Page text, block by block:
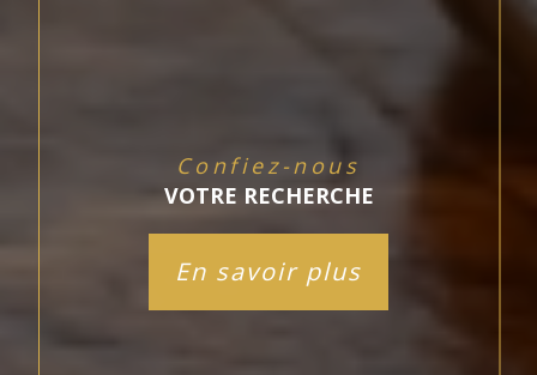
Confiez-nous
VOTRE RECHERCHE
En savoir plus